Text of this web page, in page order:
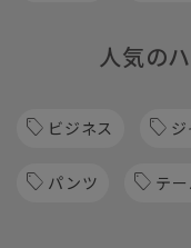
人気の
ビジネス
パンツ テ